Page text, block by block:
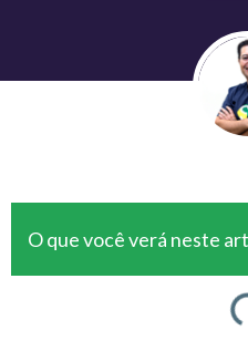
O que você verá neste